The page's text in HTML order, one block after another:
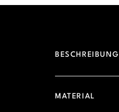
BESCHREIBUNG
MATERIAL